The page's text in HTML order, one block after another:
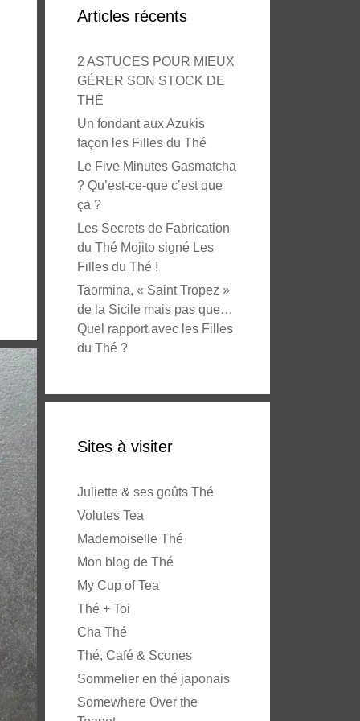
Articles récents
2 ASTUCES POUR MIEUX
GÉRER SON STOCK DE
THÉ
Un fondant aux Azukis
façon les Filles du Thé
Le Five Minutes Gasmatcha
? Qu’est-ce-que c’est que
ça ?
Les Secrets de Fabrication
du Thé Mojito signé Les
Filles du Thé !
Taormina, « Saint Tropez »
de la Sicile mais pas que…
Quel rapport avec les Filles
du Thé ?
Sites à visiter
Juliette & ses goûts Thé
Volutes Tea
Mademoiselle Thé
Mon blog de Thé
My Cup of Tea
Thé + Toi
Cha Thé
Thé, Café & Scones
Sommelier en thé japonais
Somewhere Over the